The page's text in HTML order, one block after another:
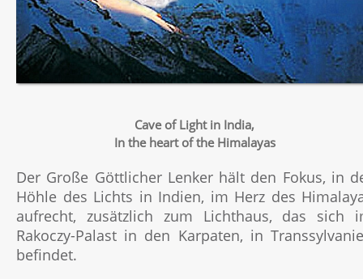
Cave of Light in India,
In the heart of the Himalayas
Der Große Göttlicher Lenker hält den Fokus, in
Höhle des Lichts in Indien, im Herz des
aufrecht, zusätzlich zum Lichthaus, das sich
Rakoczy-Palast in den Karpaten, in
befindet.